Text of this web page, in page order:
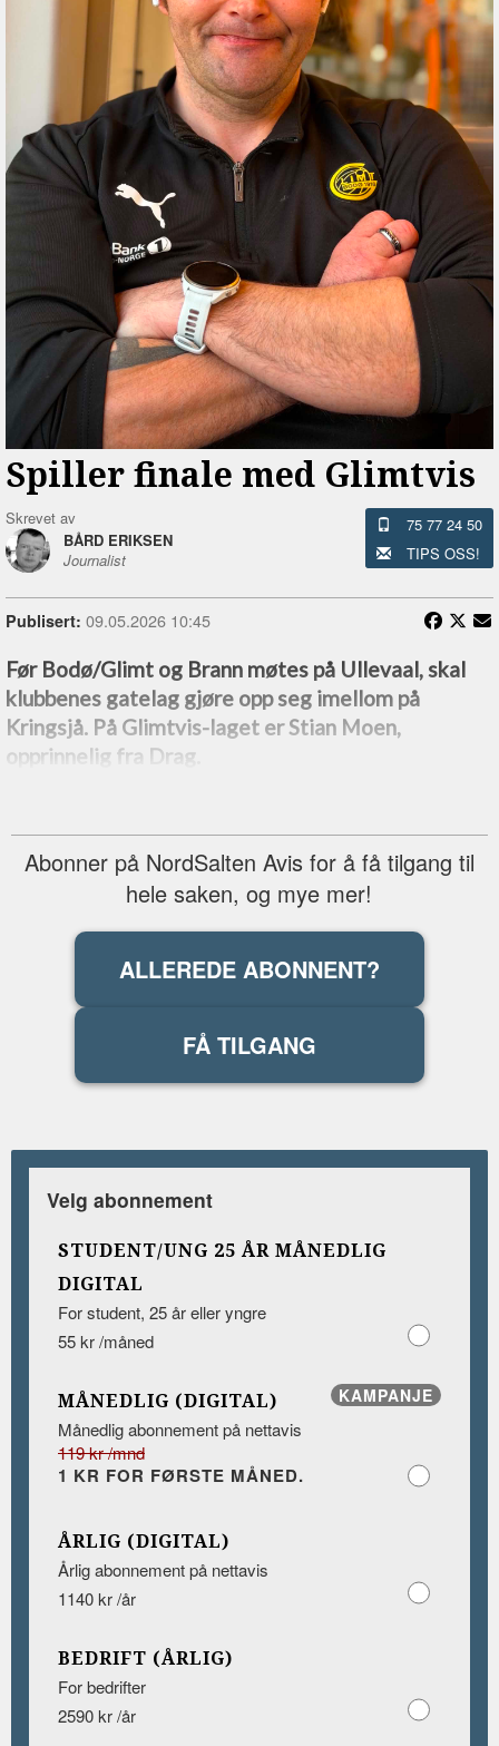
Spiller finale med Glimtvis
Skrevet av
BÅRD ERIKSEN
Journalist
75 77 24 50
TIPS OSS!
Publisert: 09.05.2026 10:45
Før Bodø/Glimt og Brann møtes på Ullevaal, skal
klubbenes gatelag gjøre opp seg imellom på
Kringsjå. På Glimtvis-laget er Stian Moen,
opprinnelig fra Drag.
Abonner på NordSalten Avis for å få tilgang til
hele saken, og mye mer!
ALLEREDE ABONNENT?
FÅ TILGANG
Velg abonnement
STUDENT/UNG 25 ÅR MÅNEDLIG
DIGITAL
For student, 25 år eller yngre
55 kr /måned
KAMPANJE
MÅNEDLIG (DIGITAL)
Månedlig abonnement på nettavis
119 kr /mnd
1 KR FOR FØRSTE MÅNED.
ÅRLIG (DIGITAL)
Årlig abonnement på nettavis
1140 kr /år
BEDRIFT (ÅRLIG)
For bedrifter
2590 kr /år